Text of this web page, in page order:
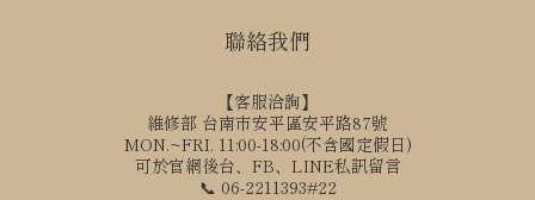
聯絡我們
【客服洽詢】
維修部 台南市安平區安平路87號
MON.~FRI. 11:00-18:00(不含國定假日)
可於官網後台、FB、LINE私訊留言
📞 06-2211393#22